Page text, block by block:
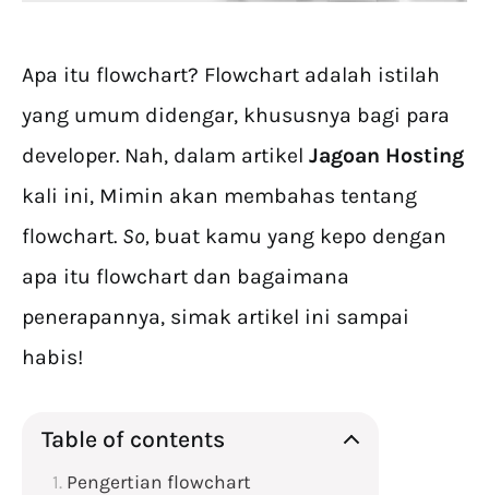
Apa itu flowchart? Flowchart adalah istilah
yang umum didengar, khususnya bagi para
developer. Nah, dalam artikel Jagoan Hosting
kali ini, Mimin akan membahas tentang
flowchart. So, buat kamu yang kepo dengan
apa itu flowchart dan bagaimana
penerapannya, simak artikel ini sampai
habis!
Table of contents
Pengertian flowchart